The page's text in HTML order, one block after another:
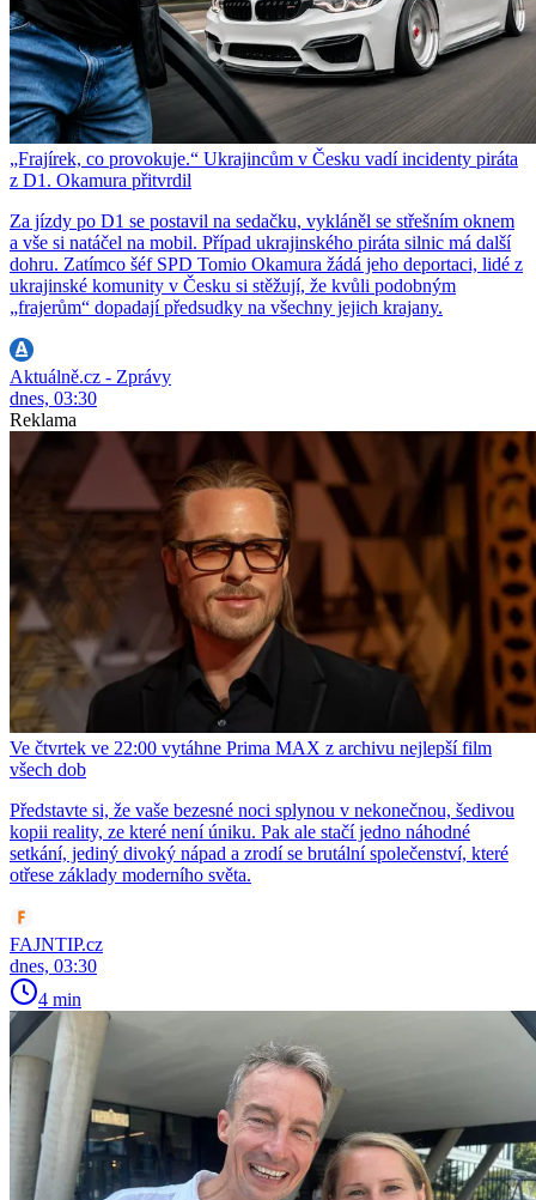
„Frajírek, co provokuje.“ Ukrajincům v Česku vadí incidenty piráta
z D1. Okamura přitvrdil
Za jízdy po D1 se postavil na sedačku, vykláněl se střešním oknem
a vše si natáčel na mobil. Případ ukrajinského piráta silnic má další
dohru. Zatímco šéf SPD Tomio Okamura žádá jeho deportaci, lidé z
ukrajinské komunity v Česku si stěžují, že kvůli podobným
„frajerům“ dopadají předsudky na všechny jejich krajany.
Aktuálně.cz - Zprávy
dnes, 03:30
Reklama
Ve čtvrtek ve 22:00 vytáhne Prima MAX z archivu nejlepší film
všech dob
Představte si, že vaše bezesné noci splynou v nekonečnou, šedivou
kopii reality, ze které není úniku. Pak ale stačí jedno náhodné
setkání, jediný divoký nápad a zrodí se brutální společenství, které
otřese základy moderního světa.
FAJNTIP.cz
dnes, 03:30
4 min